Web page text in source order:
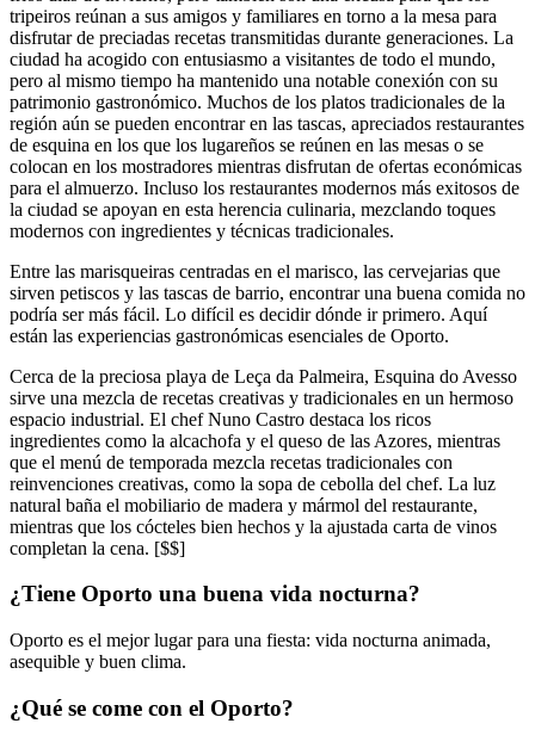
tripeiros reúnan a sus amigos y familiares en torno a la mesa para
disfrutar de preciadas recetas transmitidas durante generaciones. La
ciudad ha acogido con entusiasmo a visitantes de todo el mundo,
pero al mismo tiempo ha mantenido una notable conexión con su
patrimonio gastronómico. Muchos de los platos tradicionales de la
región aún se pueden encontrar en las tascas, apreciados restaurantes
de esquina en los que los lugareños se reúnen en las mesas o se
colocan en los mostradores mientras disfrutan de ofertas económicas
para el almuerzo. Incluso los restaurantes modernos más exitosos de
la ciudad se apoyan en esta herencia culinaria, mezclando toques
modernos con ingredientes y técnicas tradicionales.
Entre las marisqueiras centradas en el marisco, las cervejarias que
sirven petiscos y las tascas de barrio, encontrar una buena comida no
podría ser más fácil. Lo difícil es decidir dónde ir primero. Aquí
están las experiencias gastronómicas esenciales de Oporto.
Cerca de la preciosa playa de Leça da Palmeira, Esquina do Avesso
sirve una mezcla de recetas creativas y tradicionales en un hermoso
espacio industrial. El chef Nuno Castro destaca los ricos
ingredientes como la alcachofa y el queso de las Azores, mientras
que el menú de temporada mezcla recetas tradicionales con
reinvenciones creativas, como la sopa de cebolla del chef. La luz
natural baña el mobiliario de madera y mármol del restaurante,
mientras que los cócteles bien hechos y la ajustada carta de vinos
completan la cena. [$$]
¿Tiene Oporto una buena vida nocturna?
Oporto es el mejor lugar para una fiesta: vida nocturna animada,
asequible y buen clima.
¿Qué se come con el Oporto?